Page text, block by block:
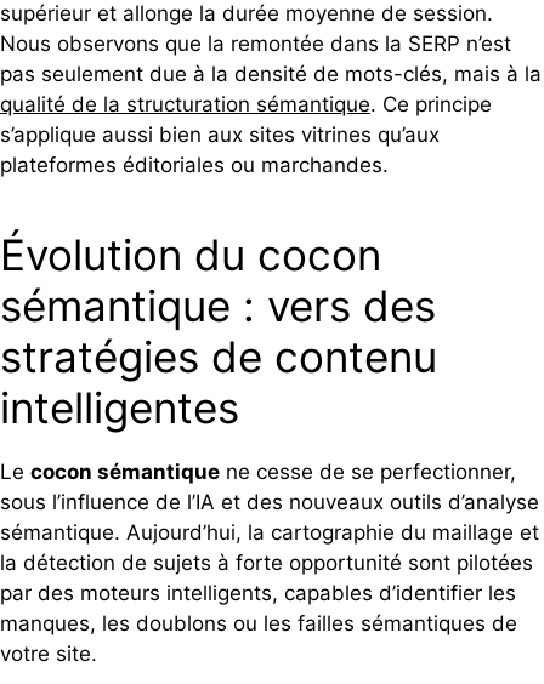
supérieur et allonge la durée moyenne de session.
Nous observons que la remontée dans la SERP n’est
pas seulement due à la densité de mots-clés, mais à la
qualité de la structuration sémantique. Ce principe
s’applique aussi bien aux sites vitrines qu’aux
plateformes éditoriales ou marchandes.
Évolution du cocon
sémantique : vers des
stratégies de contenu
intelligentes
Le cocon sémantique ne cesse de se perfectionner,
sous l’influence de l’IA et des nouveaux outils d’analyse
sémantique. Aujourd’hui, la cartographie du maillage et
la détection de sujets à forte opportunité sont pilotées
par des moteurs intelligents, capables d’identifier les
manques, les doublons ou les failles sémantiques de
votre site.